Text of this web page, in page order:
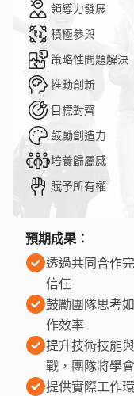
領導力發展
積極參與
策略性問題解決
推動創新
目標對齊
鼓勵創造力
培養歸屬感
賦予所有權
預期成果：
透過共同合作
信任
鼓勵團隊思考
作效率
提升技術技能
戰，團隊將學
提供實際工作